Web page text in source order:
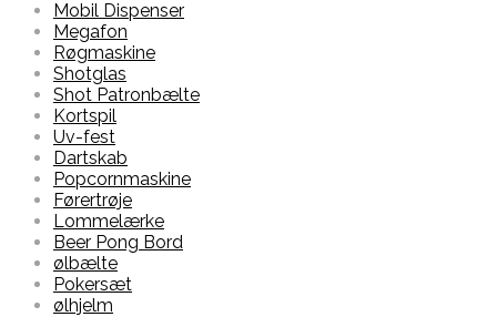
Mobil Dispenser
Megafon
Røgmaskine
Shotglas
Shot Patronbælte
Kortspil
Uv-fest
Dartskab
Popcornmaskine
Førertrøje
Lommelærke
Beer Pong Bord
ølbælte
Pokersæt
ølhjelm